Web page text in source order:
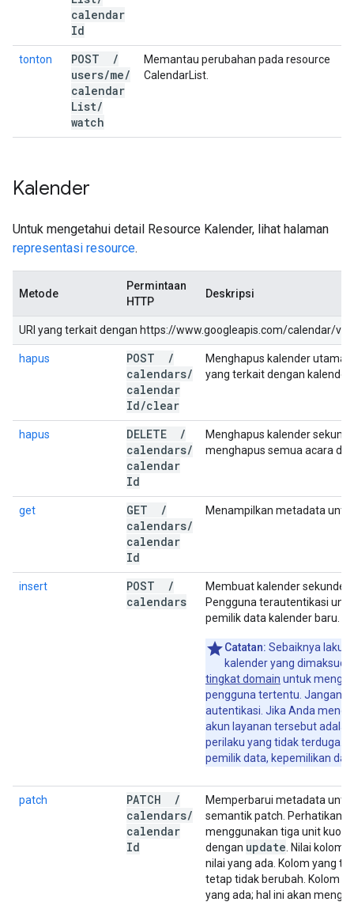
calendar
Id
tonton POST
/
users/me/
calendar
List/
watch
Memantau perubahan pada resource
CalendarList.
Kalender
Untuk mengetahui detail Resource Kalender, lihat halaman
representasi resource.
Metode
Permintaan
HTTP
Deskripsi
URI yang terkait dengan https://www.googleapis.com/calendar/v3,
hapus POST
/
calendars/
calendar
Id/clear
Menghapus kalender utama.
yang terkait dengan kalender
hapus DELETE
/
calendars/
calendar
Id
Menghapus kalender
menghapus semua acara di
get GET
/
calendars/
calendar
Id
Menampilkan metadata
insert POST
/
calendars
Membuat kalender sekunder.
Pengguna terautentikasi
pemilik data kalender baru.
Catatan: Sebaiknya
kalender yang
tingkat domain untuk
pengguna tertentu. Jangan
autentikasi. Jika Anda
akun layanan tersebut
perilaku yang tidak terduga.
pemilik data, kepemilikan
patch PATCH
/
calendars/
calendar
Id
Memperbarui metadata
semantik patch. Perhatikan
menggunakan tiga unit
dengan update . Nilai
nilai yang ada. Kolom yang
tetap tidak berubah. Kolom
yang ada; hal ini akan